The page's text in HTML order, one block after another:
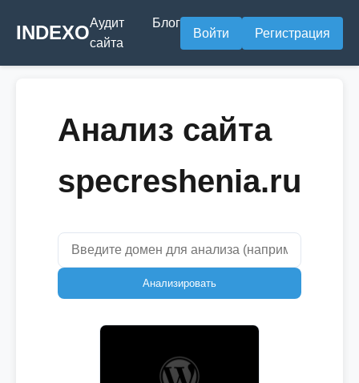
INDEXOАудит
сайта
Блог
Войти Регистрация
Анализ сайта
specreshenia.ru
Анализировать